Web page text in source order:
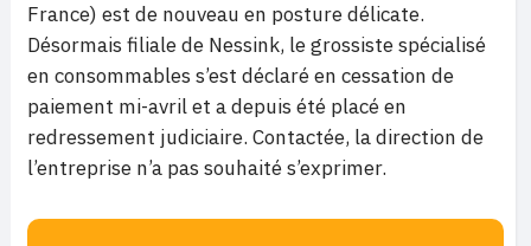
France) est de nouveau en posture délicate.
Désormais filiale de Nessink, le grossiste spécialisé
en consommables s’est déclaré en cessation de
paiement mi-avril et a depuis été placé en
redressement judiciaire. Contactée, la direction de
l’entreprise n’a pas souhaité s’exprimer.